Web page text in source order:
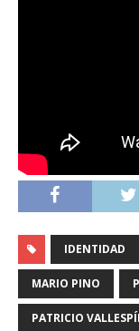
IDENTIDAD
MARIO PINO
PATRICIO